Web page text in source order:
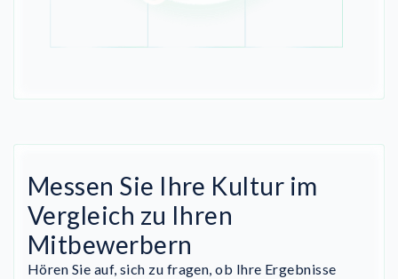
Messen Sie Ihre Kultur im
Vergleich zu Ihren
Mitbewerbern
Hören Sie auf, sich zu fragen, ob Ihre Ergebnisse